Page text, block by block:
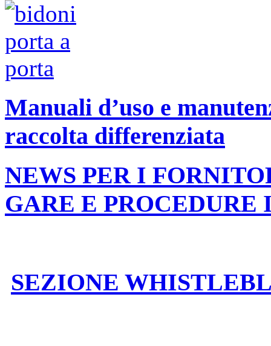
Manuali d’uso e
raccolta differenziata
NEWS PER I
GARE E PROCEDURE
SEZIONE